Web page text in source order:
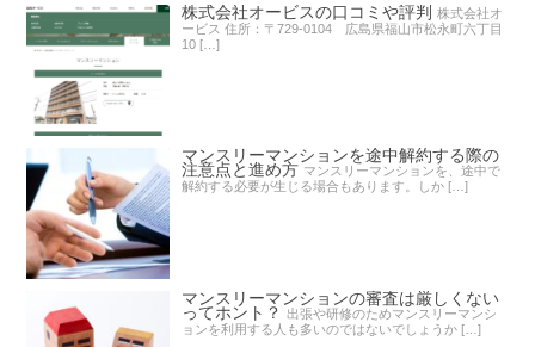
株式会社オービスの口コミや評判 株式会社オ
ービス 住所：〒729-0104 広島県福山市松永町六丁目
10 […]
マンスリーマンションを途中解約する際の
注意点と進め方 マンスリーマンションを、途中で
解約する必要が生じる場合もあります。しか […]
マンスリーマンションの審査は厳しくない
ってホント？ 出張や研修のためマンスリーマンシ
ョンを利用する人も多いのではないでしょうか […]